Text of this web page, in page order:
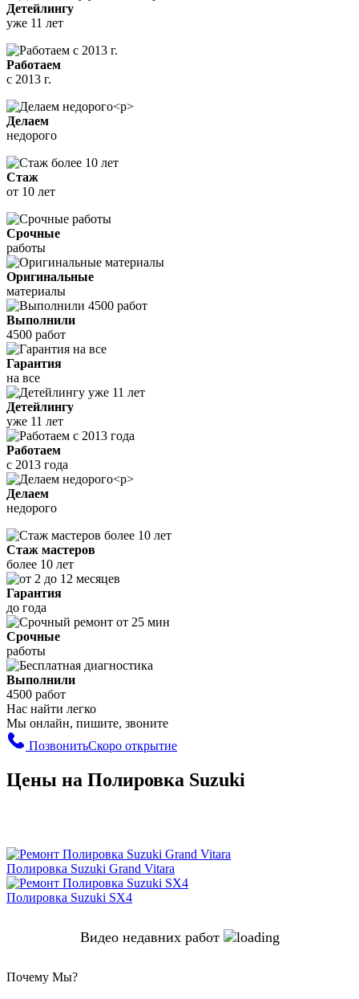
Детейлингу
уже 11 лет
Работаем
с 2013 г.
Делаем
недорого
Стаж
от 10 лет
Срочные
работы
Оригинальные
материалы
Выполнили
4500 работ
Гарантия
на все
Детейлингу
уже 11 лет
Работаем
с 2013 года
Делаем
недорого
Стаж мастеров
более 10 лет
Гарантия
до года
Срочные
работы
Выполнили
4500 работ
Нас найти легко
Мы онлайн, пишите, звоните
ПозвонитьСкоро открытие
Цены на Полировка Suzuki
Полировка Suzuki Grand Vitara
Полировка Suzuki SX4
Видео недавних работ
Почему Мы?